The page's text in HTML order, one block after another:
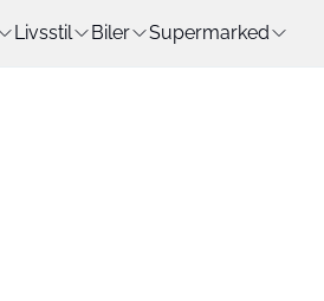
Livsstil Biler Supermarked